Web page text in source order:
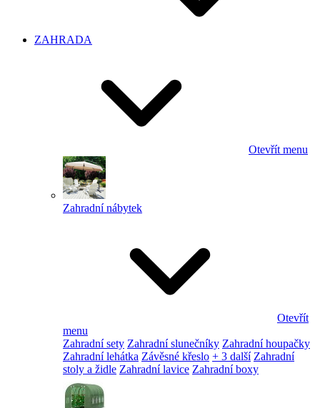
ZAHRADA
Otevřít menu
Zahradní nábytek
Otevřít
menu
Zahradní sety Zahradní slunečníky Zahradní houpačky
Zahradní lehátka Závěsné křeslo + 3 další Zahradní
stoly a židle Zahradní lavice Zahradní boxy